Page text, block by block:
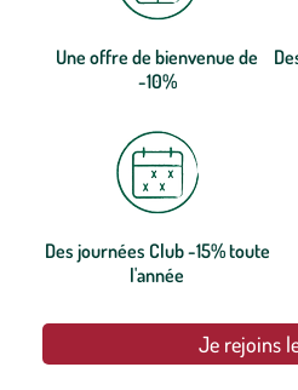
Une offre de bienvenue de
-10%
Des journées Club -15% toute
l'année
Je rejoins